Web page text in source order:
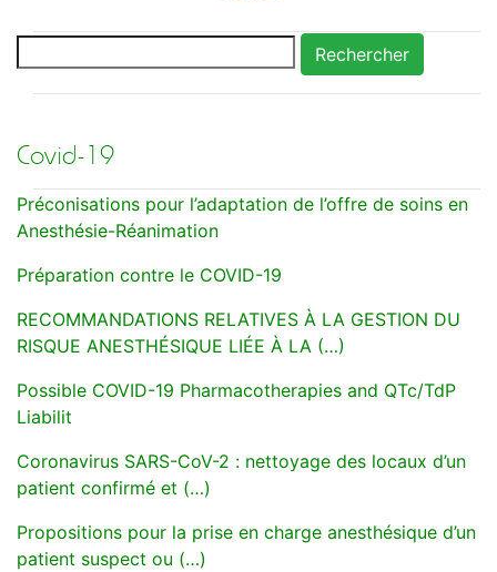
Rechercher
Covid-19
Préconisations pour l’adaptation de l’offre de soins en
Anesthésie-Réanimation
Préparation contre le COVID-19
RECOMMANDATIONS RELATIVES À LA GESTION DU
RISQUE ANESTHÉSIQUE LIÉE À LA (…)
Possible COVID-19 Pharmacotherapies and QTc/TdP
Liabilit
Coronavirus SARS-CoV-2 : nettoyage des locaux d’un
patient confirmé et (…)
Propositions pour la prise en charge anesthésique d’un
patient suspect ou (…)